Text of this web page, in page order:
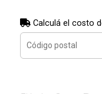
Calculá el costo